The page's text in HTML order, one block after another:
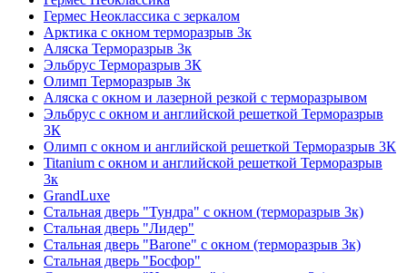
Гермес Неоклассика с зеркалом
Арктика с окном терморазрыв 3к
Аляска Терморазрыв 3к
Эльбрус Терморазрыв 3К
Олимп Терморазрыв 3к
Аляска с окном и лазерной резкой с терморазрывом
Эльбрус с окном и английской решеткой Терморазрыв
3К
Олимп с окном и английской решеткой Терморазрыв 3К
Titanium с окном и английской решеткой Терморазрыв
3к
GrandLuxe
Стальная дверь "Тундра" с окном (терморазрыв 3к)
Стальная дверь "Лидер"
Стальная дверь "Barone" с окном (терморазрыв 3к)
Стальная дверь "Босфор"